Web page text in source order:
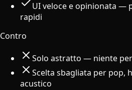
UI veloce e opinionata —
rapidi
Contro
Solo astratto — niente
Scelta sbagliata per pop,
acustico